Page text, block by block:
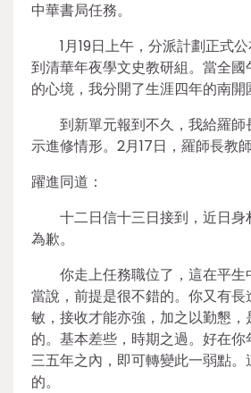
中華書局任務。
1月19日上午，分派計劃正式
到清華年夜學文史教研組。當全
的心境，我分開了生涯四年的南開
到新單元報到不久，我給羅
示進修情形。2月17日，羅師長教
躍進同道：
十二日信十三日接到，近日
為歉。
你走上任務職位了，這在平
當說，前提是很不錯的。你又有長
敏，接收才能亦強，加之以勤懇，
的。基本差些，時期之過。好在你
三五年之內，即可轉變此一弱點。
的。